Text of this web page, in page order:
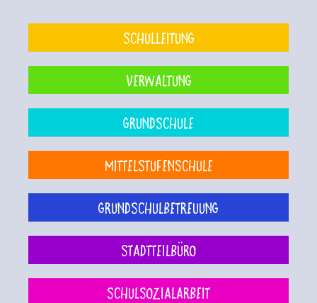
Schulleitung
Verwaltung
Grundschule
Mittelstufenschule
Grundschulbetreuung
Stadtteilbüro
Schulsozialarbeit